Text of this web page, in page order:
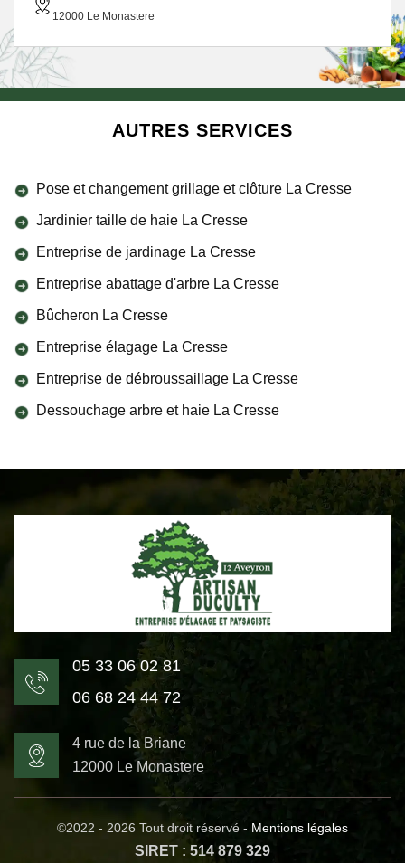
12000 Le Monastere
AUTRES SERVICES
Pose et changement grillage et clôture La Cresse
Jardinier taille de haie La Cresse
Entreprise de jardinage La Cresse
Entreprise abattage d'arbre La Cresse
Bûcheron La Cresse
Entreprise élagage La Cresse
Entreprise de débroussaillage La Cresse
Dessouchage arbre et haie La Cresse
05 33 06 02 81
06 68 24 44 72
4 rue de la Briane
12000 Le Monastere
©2022 - 2026 Tout droit réservé - Mentions légales
SIRET : 514 879 329